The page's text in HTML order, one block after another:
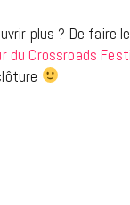
plus ? De faire
du Crossroads